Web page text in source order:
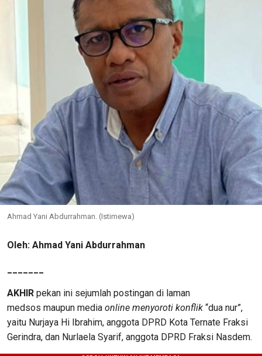
Ahmad Yani Abdurrahman. (Istimewa)
Oleh: Ahmad Yani Abdurrahman
AKHIR pekan ini sejumlah postingan di laman
medsos maupun media online menyoroti konflik “dua nur”,
yaitu Nurjaya Hi Ibrahim, anggota DPRD Kota Ternate Fraksi
Gerindra, dan Nurlaela Syarif, anggota DPRD Fraksi Nasdem.